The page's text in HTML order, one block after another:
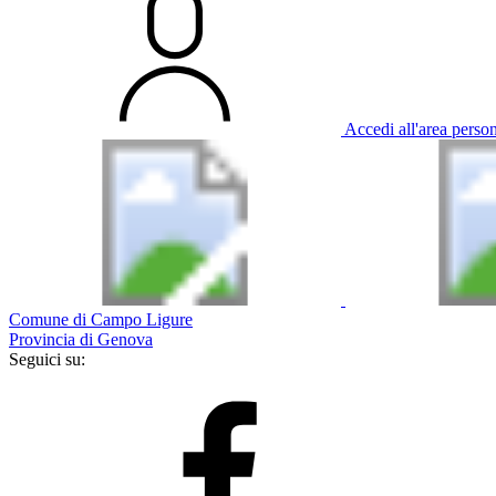
Accedi all'area
Comune di Campo Ligure
Provincia di Genova
Seguici su: